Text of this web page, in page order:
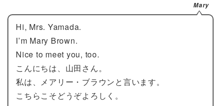
Mary
Hi, Mrs. Yamada.
I’m Mary Brown.
Nice to meet you, too.
こんにちは、山田さん。
私は、メアリー・ブラウンと言います。
こちらこそどうぞよろしく。